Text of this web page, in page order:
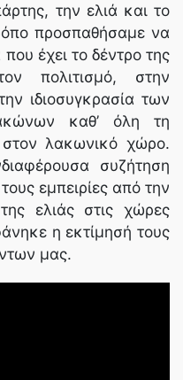
την ελιά και το
προσπαθήσαμε να
έχει το δέντρο της
πολιτισμό, στην
ιδιοσυγκρασία των
καθ’ όλη τη
λακωνικό χώρο.
συζήτηση
εμπειρίες από την
ελιάς στις χώρες
η εκτίμησή τους
μας.